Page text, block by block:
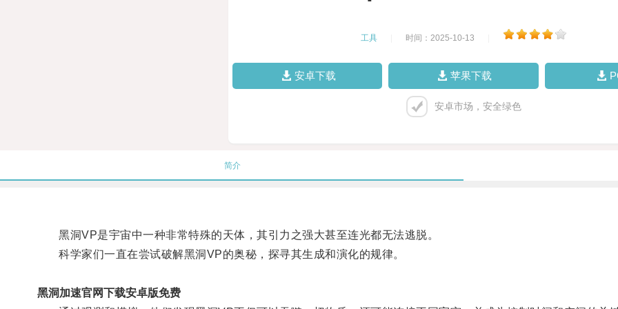
工具 时间：2025-10-13
安卓下载 苹果下载
安卓市场，安全绿色
简介
黑洞VP是宇宙中一种非常特殊的天体，其引力之强大甚至连光都无法逃脱。
科学家们一直在尝试破解黑洞VP的奥秘，探寻其生成和演化的规律。
黑洞加速官网下载安卓版免费